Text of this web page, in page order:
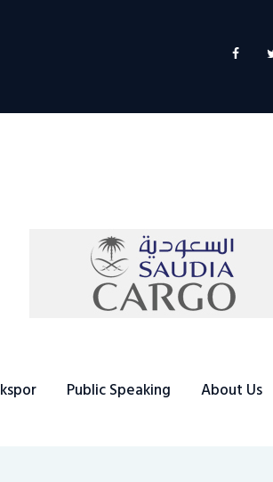
Public Speaking About Us